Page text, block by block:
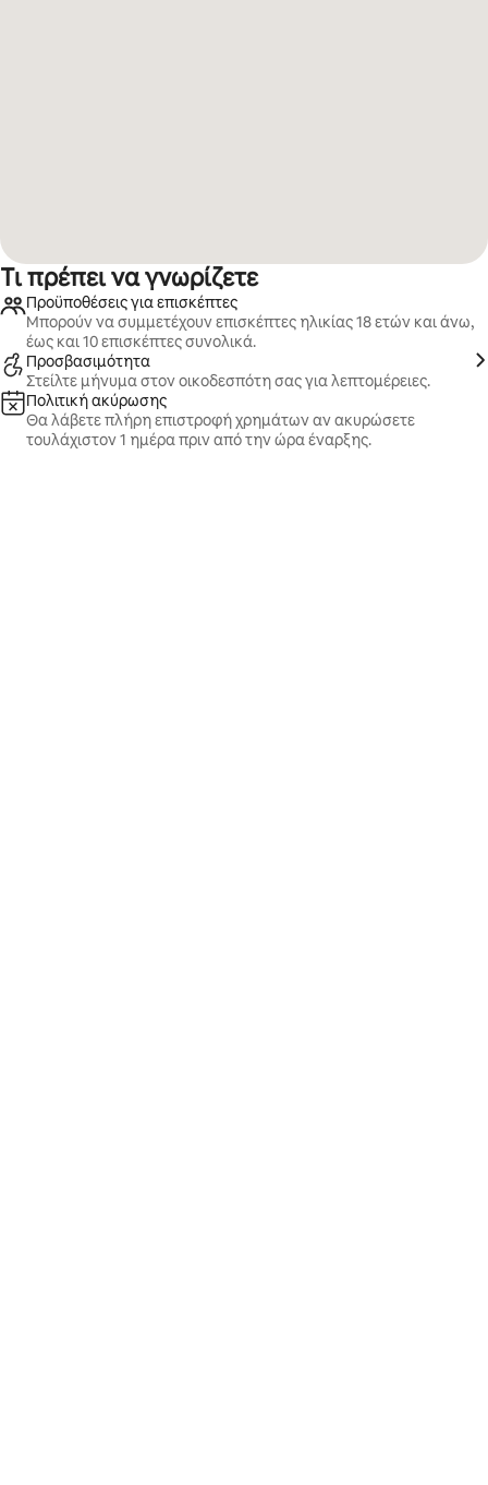
Τι πρέπει να γνωρίζετε
Προϋποθέσεις για επισκέπτες
Μπορούν να συμμετέχουν επισκέπτες ηλικίας 18 ετών και άνω,
έως και 10 επισκέπτες συνολικά.
Προσβασιμότητα
Στείλτε μήνυμα στον οικοδεσπότη σας για λεπτομέρειες.
Πολιτική ακύρωσης
Θα λάβετε πλήρη επιστροφή χρημάτων αν ακυρώσετε
τουλάχιστον 1 ημέρα πριν από την ώρα έναρξης.